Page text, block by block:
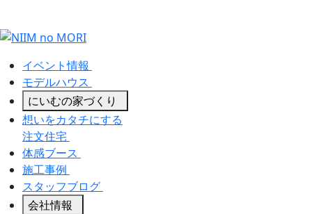
イベント情報
モデルハウス
にいむの家づくり
想いをカタチにする
注文住宅
体感ブース
施工事例
スタッフブログ
会社情報